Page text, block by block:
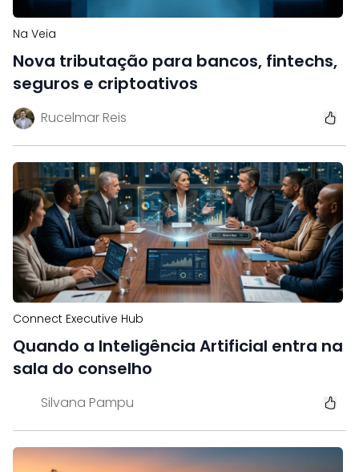
Na Veia
Nova tributação para bancos, fintechs,
seguros e criptoativos
Rucelmar Reis
Connect Executive Hub
Quando a Inteligência Artificial entra na
sala do conselho
Silvana Pampu